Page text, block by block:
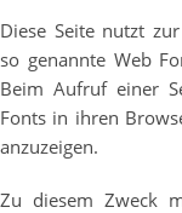
Diese Seite nutzt
so genannte Web
Beim Aufruf einer
Fonts in ihren
anzuzeigen.
Zu diesem Zweck